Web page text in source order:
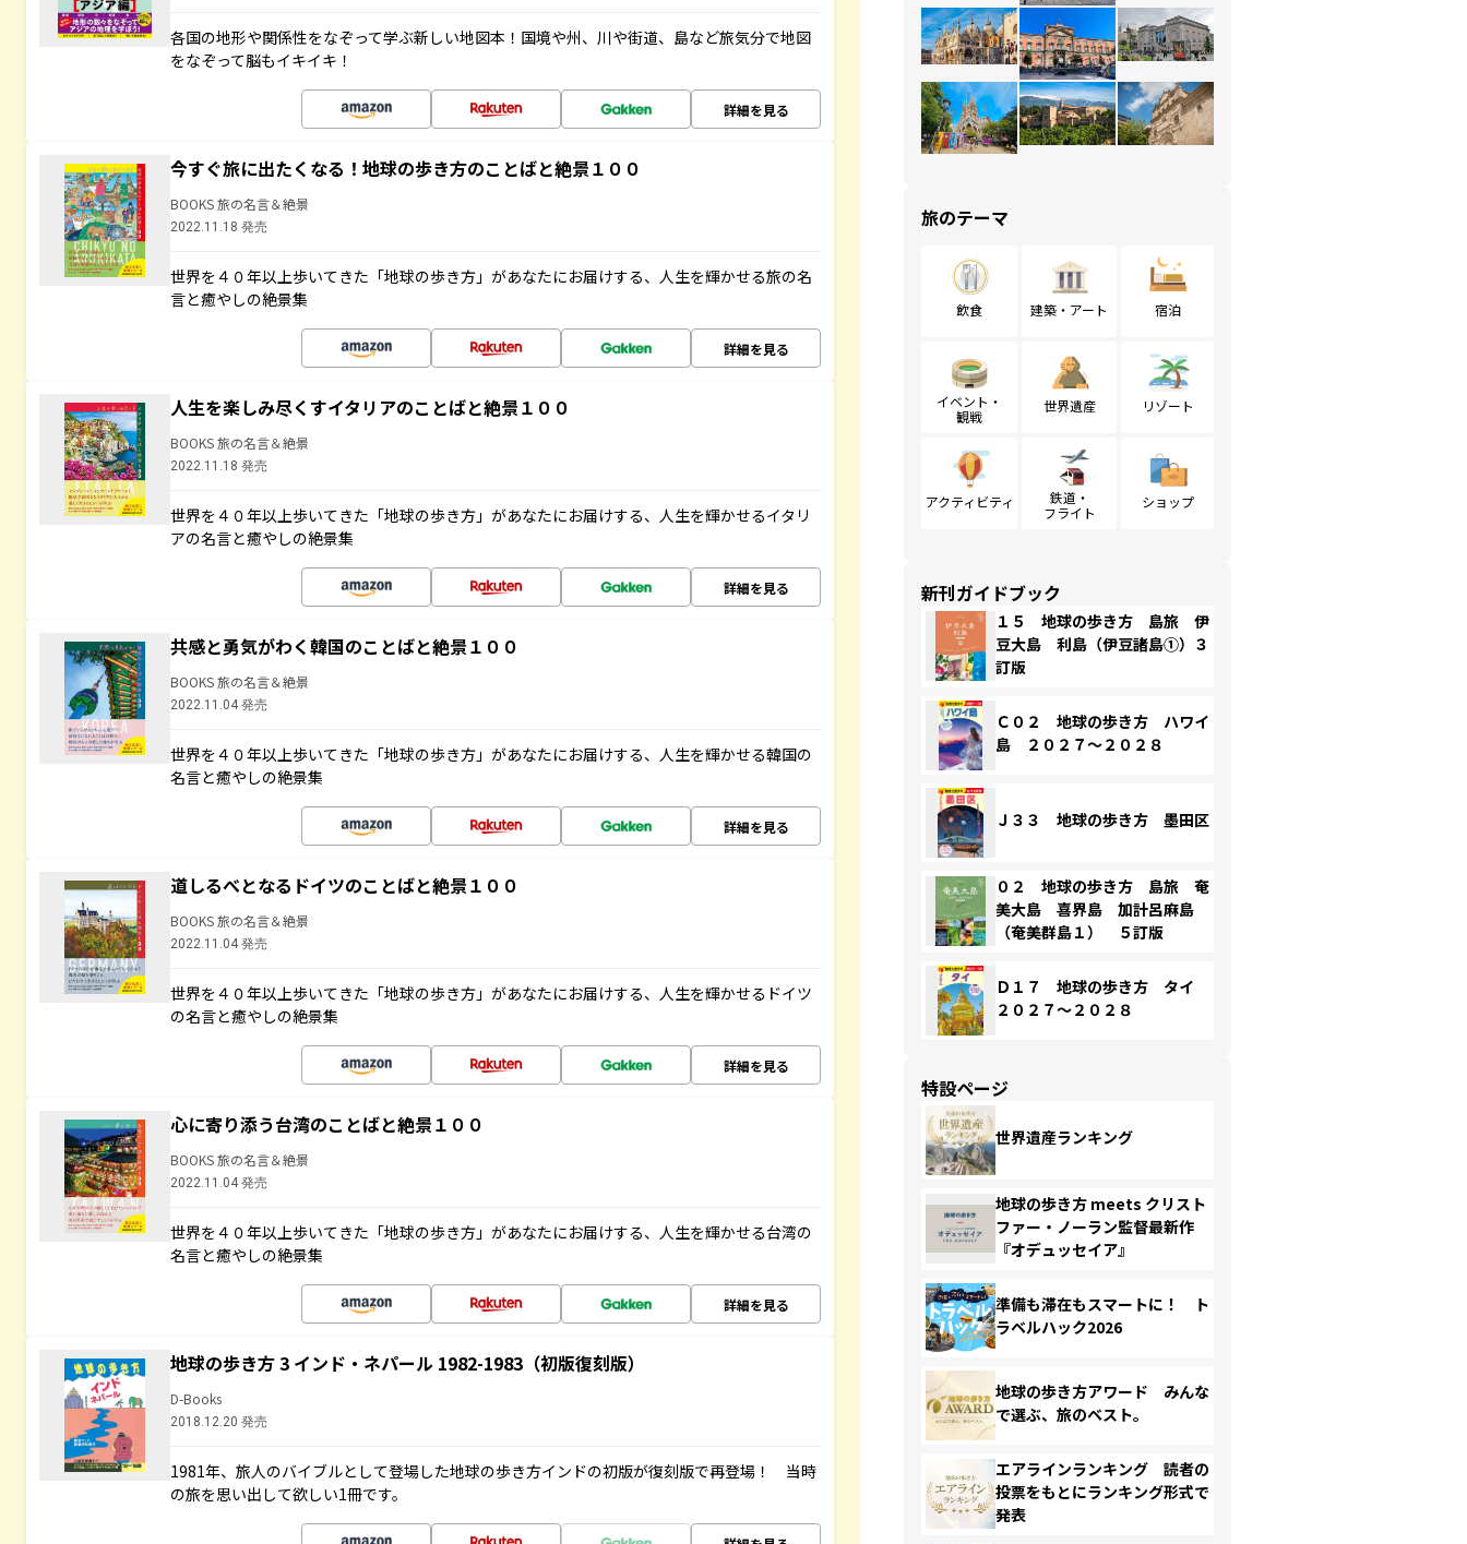
各国の地形や関係性をなぞって学ぶ新しい地図本！国境や州、川や街道、島など旅気分で地図
をなぞって脳もイキイキ！
詳細を見る
今すぐ旅に出たくなる！地球の歩き方のことばと絶景１００
BOOKS 旅の名言＆絶景
2022.11.18 発売
世界を４０年以上歩いてきた「地球の歩き方」があなたにお届けする、人生を輝かせる旅の名
言と癒やしの絶景集
詳細を見る
人生を楽しみ尽くすイタリアのことばと絶景１００
BOOKS 旅の名言＆絶景
2022.11.18 発売
世界を４０年以上歩いてきた「地球の歩き方」があなたにお届けする、人生を輝かせるイタリ
アの名言と癒やしの絶景集
詳細を見る
共感と勇気がわく韓国のことばと絶景１００
BOOKS 旅の名言＆絶景
2022.11.04 発売
世界を４０年以上歩いてきた「地球の歩き方」があなたにお届けする、人生を輝かせる韓国の
名言と癒やしの絶景集
詳細を見る
道しるべとなるドイツのことばと絶景１００
BOOKS 旅の名言＆絶景
2022.11.04 発売
世界を４０年以上歩いてきた「地球の歩き方」があなたにお届けする、人生を輝かせるドイツ
の名言と癒やしの絶景集
詳細を見る
心に寄り添う台湾のことばと絶景１００
BOOKS 旅の名言＆絶景
2022.11.04 発売
世界を４０年以上歩いてきた「地球の歩き方」があなたにお届けする、人生を輝かせる台湾の
名言と癒やしの絶景集
詳細を見る
地球の歩き方 3 インド・ネパール 1982-1983（初版復刻版）
D-Books
2018.12.20 発売
1981年、旅人のバイブルとして登場した地球の歩き方インドの初版が復刻版で再登場！ 当時
の旅を思い出して欲しい1冊です。
旅のテーマ
飲食 建築・アート 宿泊
イベント・
観戦
世界遺産 リゾート
アクティビティ
鉄道・
フライト
ショップ
新刊ガイドブック
１５ 地球の歩き方 島旅 伊
豆大島 利島（伊豆諸島①）３
訂版
Ｃ０２ 地球の歩き方 ハワイ
島 ２０２７～２０２８
Ｊ３３ 地球の歩き方 墨田区
０２ 地球の歩き方 島旅 奄
美大島 喜界島 加計呂麻島
（奄美群島１） ５訂版
Ｄ１７ 地球の歩き方 タイ
２０２７～２０２８
特設ページ
世界遺産ランキング
地球の歩き方 meets クリスト
ファー・ノーラン監督最新作
『オデュッセイア』
準備も滞在もスマートに！ ト
ラベルハック2026
地球の歩き方アワード みんな
で選ぶ、旅のベスト。
エアラインランキング 読者の
投票をもとにランキング形式で
発表